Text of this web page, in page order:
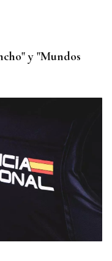
y "Mundos